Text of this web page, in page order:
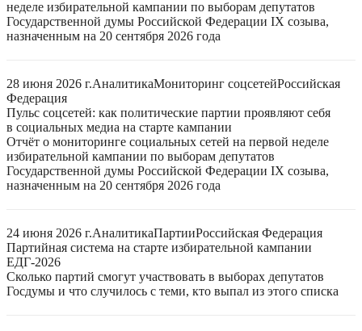
неделе избирательной кампании по выборам депутатов
Государственной думы Российской Федерации IX созыва,
назначенным на 20 сентября 2026 года
28 июня 2026 г.АналитикаМониторинг соцсетейРоссийская
Федерация
Пульс соцсетей: как политические партии проявляют себя
в социальных медиа на старте кампании
Отчёт о мониторинге социальных сетей на первой неделе
избирательной кампании по выборам депутатов
Государственной думы Российской Федерации IX созыва,
назначенным на 20 сентября 2026 года
24 июня 2026 г.АналитикаПартииРоссийская Федерация
Партийная система на старте избирательной кампании
ЕДГ-2026
Сколько партий смогут участвовать в выборах депутатов
Госдумы и что случилось с теми, кто выпал из этого списка